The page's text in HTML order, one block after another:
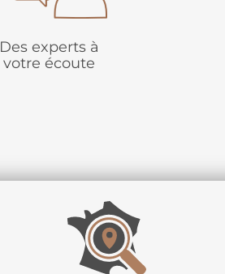
Des experts à
votre écoute